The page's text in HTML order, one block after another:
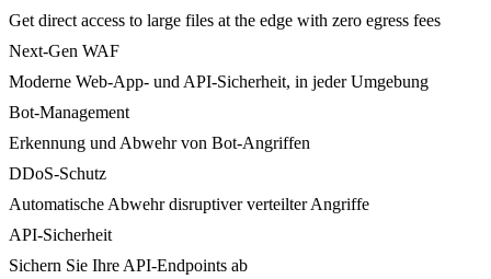
Get direct access to large files at the edge with zero egress fees
Next-Gen WAF
Moderne Web-App- und API-Sicherheit, in jeder Umgebung
Bot-Management
Erkennung und Abwehr von Bot-Angriffen
DDoS-Schutz
Automatische Abwehr disruptiver verteilter Angriffe
API-Sicherheit
Sichern Sie Ihre API-Endpoints ab